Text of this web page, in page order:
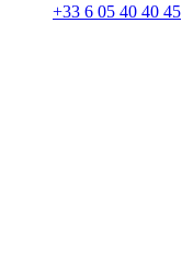
+33 6 05 40 40 45